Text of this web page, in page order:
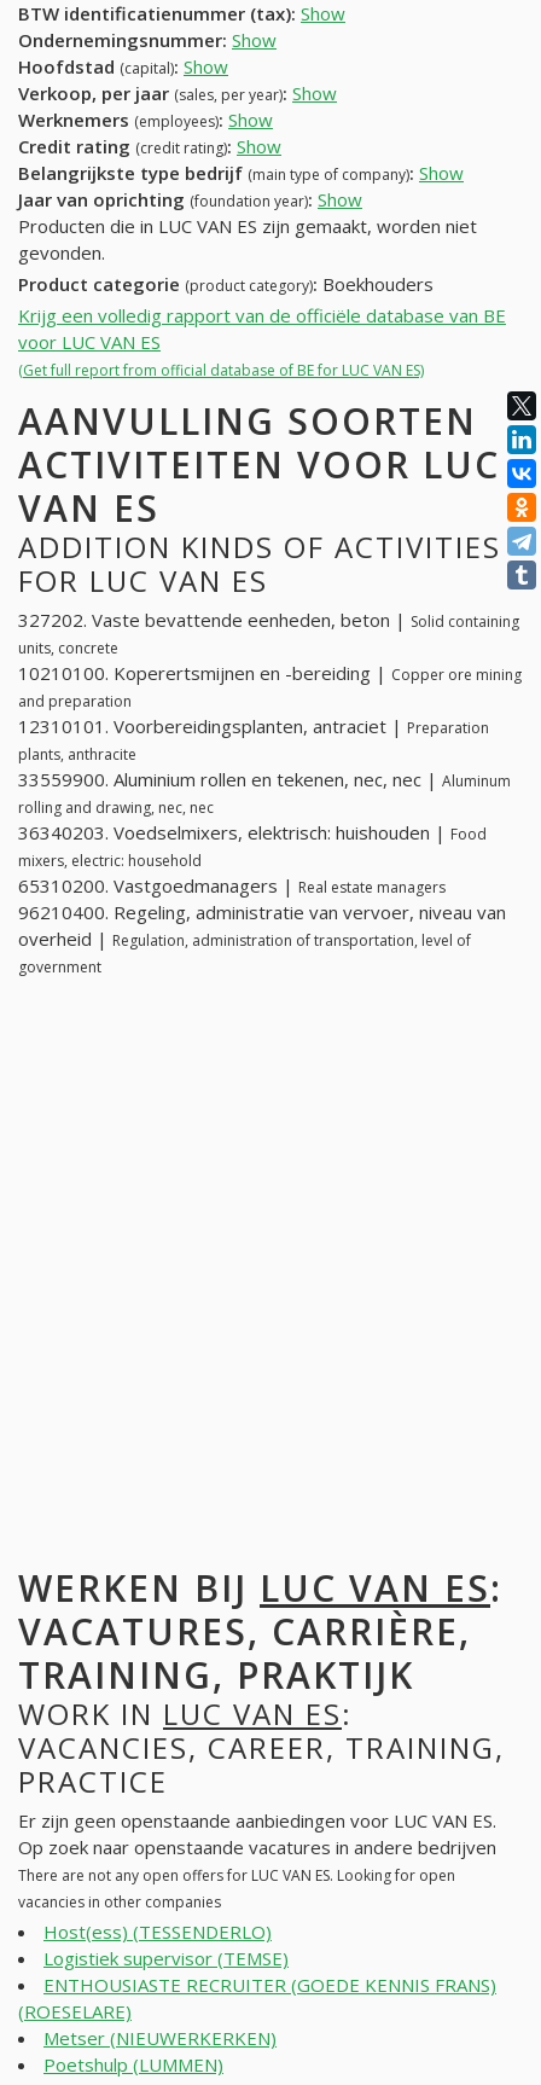
BTW identificatienummer (tax): Show
Ondernemingsnummer: Show
Hoofdstad (capital): Show
Verkoop, per jaar (sales, per year): Show
Werknemers (employees): Show
Credit rating (credit rating): Show
Belangrijkste type bedrijf (main type of company): Show
Jaar van oprichting (foundation year): Show
Producten die in LUC VAN ES zijn gemaakt, worden niet
gevonden.
Product categorie (product category): Boekhouders
Krijg een volledig rapport van de officiële database van BE
voor LUC VAN ES
(Get full report from official database of BE for LUC VAN ES)
AANVULLING SOORTEN
ACTIVITEITEN VOOR LUC
VAN ES
ADDITION KINDS OF ACTIVITIES
FOR LUC VAN ES
327202. Vaste bevattende eenheden, beton | Solid containing
units, concrete
10210100. Koperertsmijnen en -bereiding | Copper ore mining
and preparation
12310101. Voorbereidingsplanten, antraciet | Preparation
plants, anthracite
33559900. Aluminium rollen en tekenen, nec, nec | Aluminum
rolling and drawing, nec, nec
36340203. Voedselmixers, elektrisch: huishouden | Food
mixers, electric: household
65310200. Vastgoedmanagers | Real estate managers
96210400. Regeling, administratie van vervoer, niveau van
overheid | Regulation, administration of transportation, level of
government
WERKEN BIJ LUC VAN ES:
VACATURES, CARRIÈRE,
TRAINING, PRAKTIJK
WORK IN LUC VAN ES:
VACANCIES, CAREER, TRAINING,
PRACTICE
Er zijn geen openstaande aanbiedingen voor LUC VAN ES.
Op zoek naar openstaande vacatures in andere bedrijven
There are not any open offers for LUC VAN ES. Looking for open
vacancies in other companies
Host(ess) (TESSENDERLO)
Logistiek supervisor (TEMSE)
ENTHOUSIASTE RECRUITER (GOEDE KENNIS FRANS)
(ROESELARE)
Metser (NIEUWERKERKEN)
Poetshulp (LUMMEN)